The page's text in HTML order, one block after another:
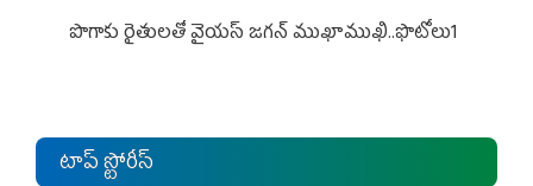
పొగాకు రైతుల‌తో వైయ‌స్ జ‌గ‌న్ ముఖాముఖి..ఫొటోలు1
టాప్ స్టోరీస్